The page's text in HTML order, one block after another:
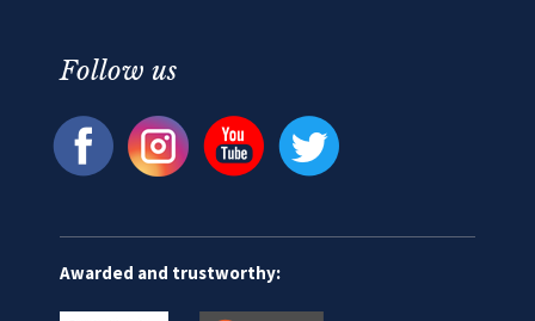
Follow us
Awarded and trustworthy: